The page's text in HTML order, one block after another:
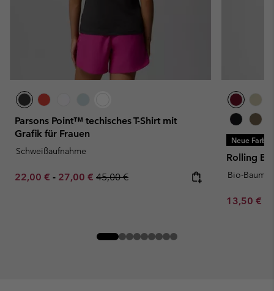
Parsons Point™ techisches T-Shirt mit
Grafik für Frauen
Schweißaufnahme
Minimum sale price:
22,00 € - Maximum sale price:
27,00 € Regular price:
45,00 €
Neue
Rolling
Bio-
Minimum
13,50 €